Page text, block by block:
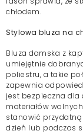
chłodem.
Stylowa bluza na
Bluza damska z
umiejętnie
poliestru, a takie
zapewnia
jest bezpieczna dla
materiałów
stanowić
dzień lub podczas